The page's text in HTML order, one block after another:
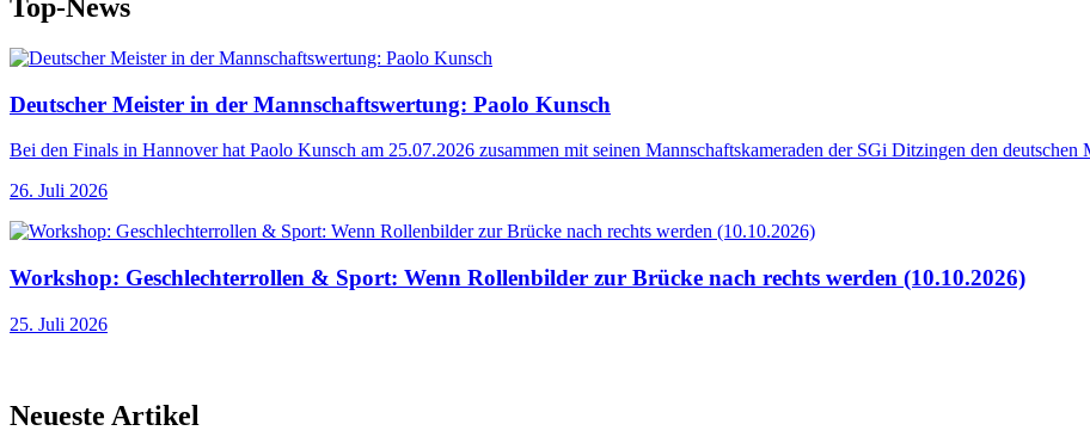
Top-News
Deutscher Meister in der Mannschaftswertung: Paolo Kunsch
Bei den Finals in Hannover hat Paolo Kunsch am 25.07.2026 zusammen mit seinen Mannschaftskameraden der SGi Ditzingen den deutschen
26. Juli 2026
Workshop: Geschlechterrollen & Sport: Wenn Rollenbilder zur Brücke nach rechts werden (10.10.2026)
25. Juli 2026
Neueste Artikel